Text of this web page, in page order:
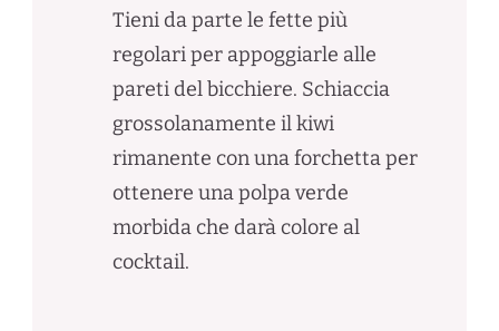
Tieni da parte le fette più
regolari per appoggiarle alle
pareti del bicchiere. Schiaccia
grossolanamente il kiwi
rimanente con una forchetta per
ottenere una polpa verde
morbida che darà colore al
cocktail.